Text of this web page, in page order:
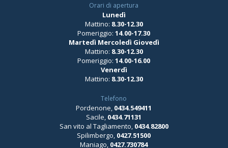
Orari di apertura
Lunedì
Mattino: 8.30-12.30
Pomeriggio:14.00-17.30
Martedì Mercoledì Giovedì
Mattino: 8.30-12.30
Pomeriggio:14.00-16.00
Venerdì
Mattino: 8.30-12.30
Telefono
Pordenone, 0434.549411
Sacile, 0434.71131
San vito al Tagliamento, 0434.82800
Spilimbergo, 0427.51500
Maniago, 0427.730784